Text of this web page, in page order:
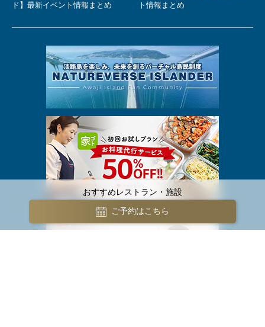
ド】最新イベント情報まとめ
ト情報まとめ
おすすめレストラン・施設
ご予約はこちら